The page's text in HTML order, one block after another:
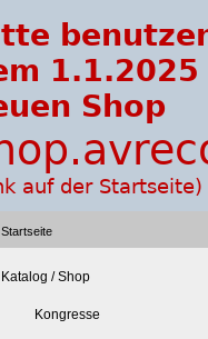
Startseite
Katalog / Shop
Kongresse